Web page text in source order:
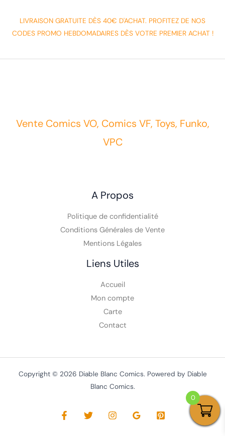
LIVRAISON GRATUITE DÈS 40€ D'ACHAT. PROFITEZ DE NOS
CODES PROMO HEBDOMADAIRES DÈS VOTRE PREMIER ACHAT !
Vente Comics VO, Comics VF, Toys, Funko,
VPC
A Propos
Politique de confidentialité
Conditions Générales de Vente
Mentions Légales
Liens Utiles
Accueil
Mon compte
Carte
Contact
Copyright © 2026 Diable Blanc Comics. Powered by Diable
Blanc Comics.
0